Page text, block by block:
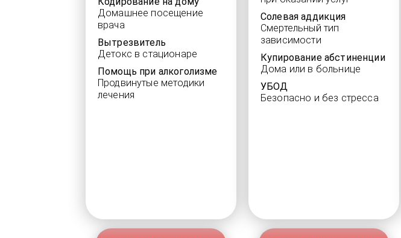
Домашнее посещение
врача
Вытрезвитель
Детокс в стационаре
Помощь при алкоголизме
Продвинутые методики
лечения
Солевая аддикция
Смертельный тип
зависимости
Купирование абстиненции
Дома или в больнице
УБОД
Безопасно и без стресса